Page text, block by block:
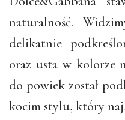
naturalność.
delikatnie
oraz usta w kolorze
do powiek został
kocim stylu, który